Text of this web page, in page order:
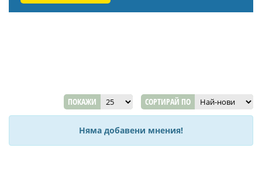
ПОКАЖИ СОРТИРАЙ ПО
Няма добавени мнения!